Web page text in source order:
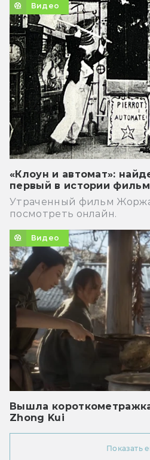
Видео
«Клоун и автомат»:
первый в истории
Утраченный фильм
посмотреть онлайн.
Видео
Вышла
Zhong Kui
Показать